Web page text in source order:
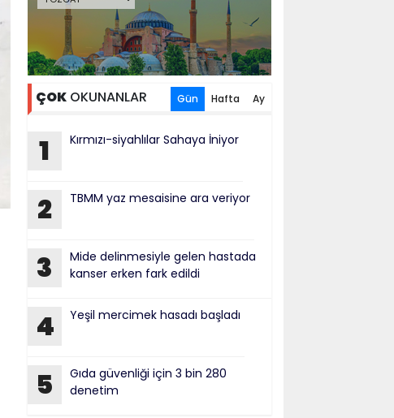
ÇOKOKUNANLAR Gün Hafta Ay
1 Kırmızı-siyahlılar Sahaya İniyor
2 TBMM yaz mesaisine ara veriyor
3
Mide delinmesiyle gelen hastada
kanser erken fark edildi
4 Yeşil mercimek hasadı başladı
5
Gıda güvenliği için 3 bin 280
denetim